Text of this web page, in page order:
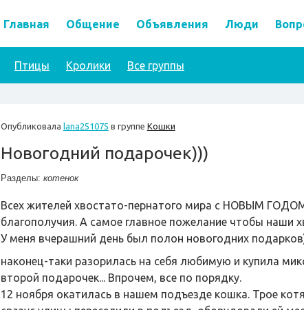
Главная Общение Объявления Люди
Птицы Кролики Все группы
Опубликовала lana251075 в группе Кошки
Новогодний подарочек)))
Разделы: котенок
Всех жителей хвостато-пернатого мира с НОВЫМ
благополучия. А самое главное пожелание чтобы наши
У меня вчерашний день был полон новогодних
наконец-таки разорилась на себя любимую и купила
второй подарочек... Впрочем, все по порядку.
12 ноября окатилась в нашем подъезде кошка. Трое